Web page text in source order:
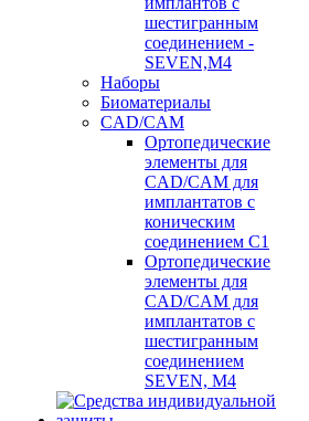
шестигранным
соединением -
SEVEN,M4
Наборы
Биоматериалы
CAD/CAM
Ортопедические
элементы для
CAD/CAM для
имплантатов с
коническим
соединением С1
Ортопедические
элементы для
CAD/CAM для
имплантатов с
шестигранным
соединением
SEVEN, М4